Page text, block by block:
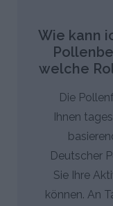
Wie kann
welche
Die
Ihnen
Deutscher
Sie Ihre
können. An